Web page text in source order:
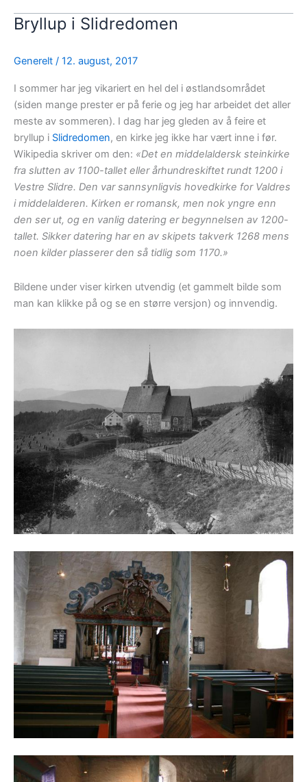
Bryllup i Slidredomen
Generelt / 12. august, 2017
I sommer har jeg vikariert en hel del i østlandsområdet
(siden mange prester er på ferie og jeg har arbeidet det aller
meste av sommeren). I dag har jeg gleden av å feire et
bryllup i Slidredomen, en kirke jeg ikke har vært inne i før.
Wikipedia skriver om den: «Det en middelaldersk steinkirke
fra slutten av 1100-tallet eller århundreskiftet rundt 1200 i
Vestre Slidre. Den var sannsynligvis hovedkirke for Valdres
i middelalderen. Kirken er romansk, men nok yngre enn
den ser ut, og en vanlig datering er begynnelsen av 1200-
tallet. Sikker datering har en av skipets takverk 1268 mens
noen kilder plasserer den så tidlig som 1170.»
Bildene under viser kirken utvendig (et gammelt bilde som
man kan klikke på og se en større versjon) og innvendig.